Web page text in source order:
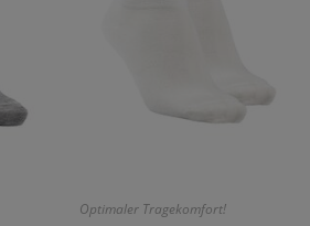
Optimaler Tragekomfort!